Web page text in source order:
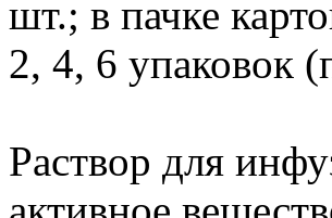
шт.; в пачке
2, 4, 6 упаковок
Раствор для